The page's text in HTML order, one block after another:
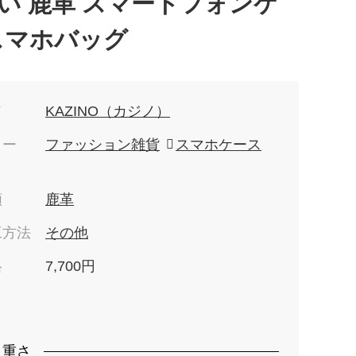
ホバッグ
KAZINO（カジノ）
ファッション雑貨 スマホケース
鹿革
法 その他
7,700円
さ